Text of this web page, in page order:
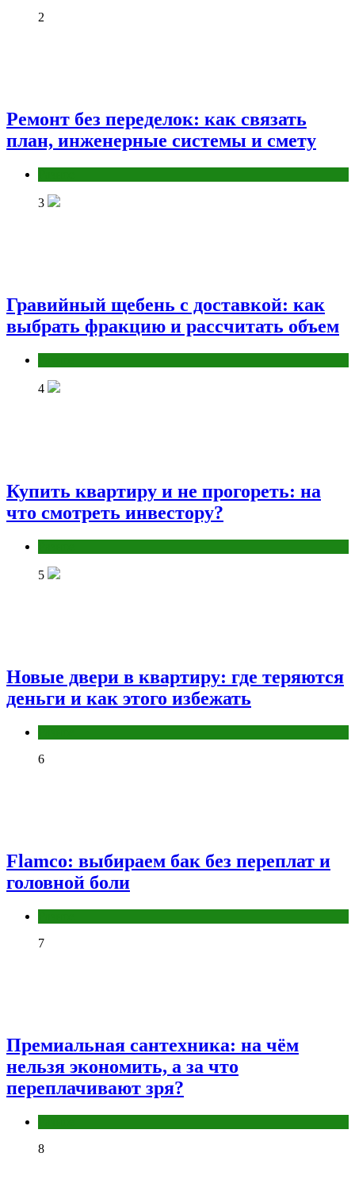
2
Ремонт без переделок: как связать
план, инженерные системы и смету
3
Гравийный щебень с доставкой: как
выбрать фракцию и рассчитать объем
4
Купить квартиру и не прогореть: на
что смотреть инвестору?
5
Новые двери в квартиру: где теряются
деньги и как этого избежать
6
Flamco: выбираем бак без переплат и
головной боли
7
Премиальная сантехника: на чём
нельзя экономить, а за что
переплачивают зря?
8